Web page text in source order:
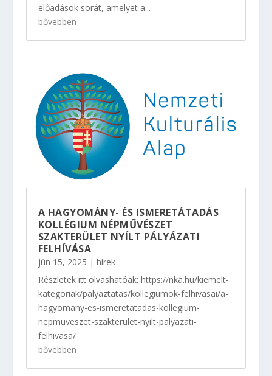
előadások sorát, amelyet a...
bővebben
A HAGYOMÁNY- ÉS ISMERETÁTADÁS
KOLLÉGIUM NÉPMŰVÉSZET
SZAKTERÜLET NYÍLT PÁLYÁZATI
FELHÍVÁSA
jún 15, 2025 | hírek
Részletek itt olvashatóak: https://nka.hu/kiemelt-
kategoriak/palyaztatas/kollegiumok-felhivasai/a-
hagyomany-es-ismeretatadas-kollegium-
nepmuveszet-szakterulet-nyilt-palyazati-
felhivasa/
bővebben